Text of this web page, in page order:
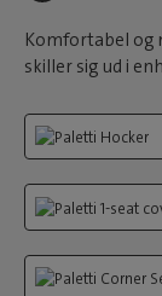
Komfortabel og
skiller sig ud i